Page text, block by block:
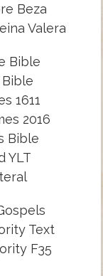
Beza
Valera
Bible
1611
2016
Bible
YLT
Text
F35